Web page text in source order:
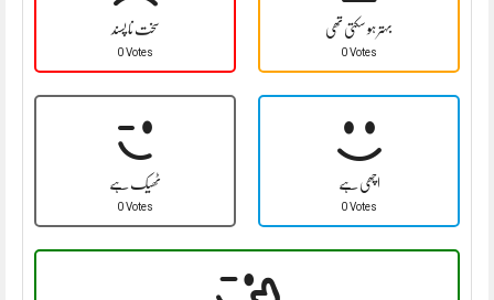
سخت نا پسند
0 Votes
بہتر ہو سکتی تھی
0 Votes
ٹھیک ہے
0 Votes
اچھی ہے
0 Votes